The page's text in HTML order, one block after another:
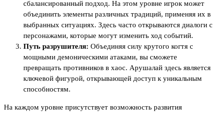
сбалансированный подход. На этом уровне игрок может
объединить элементы различных традиций, применяя их в
выбранных ситуациях. Здесь часто открываются диалоги с
персонажами, которые могут изменить ход событий.
Путь разрушителя: Объединяя силу крутого когтя с
мощными демоническими атаками, вы сможете
превращать противников в хаос. Арушалай здесь является
ключевой фигурой, открывающей доступ к уникальным
способностям.
На каждом уровне присутствует возможность развития